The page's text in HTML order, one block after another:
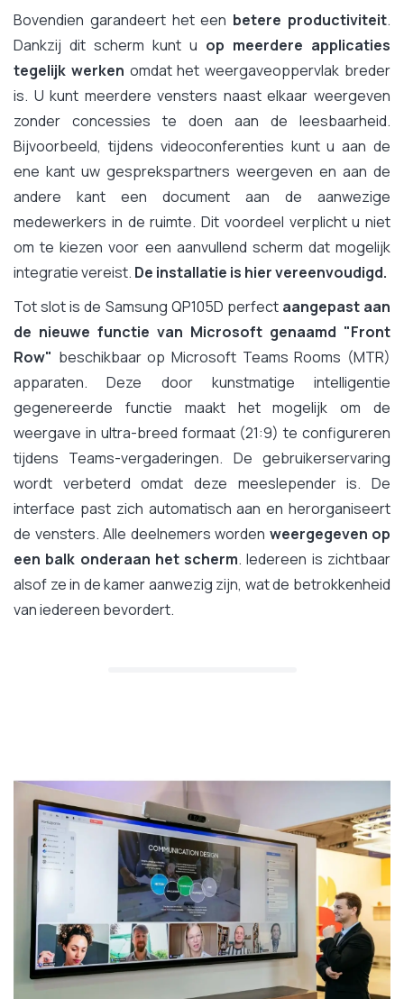
Bovendien garandeert het een betere productiviteit.
Dankzij dit scherm kunt u op meerdere applicaties
tegelijk werken omdat het weergaveoppervlak breder
is. U kunt meerdere vensters naast elkaar weergeven
zonder concessies te doen aan de leesbaarheid.
Bijvoorbeeld, tijdens videoconferenties kunt u aan de
ene kant uw gesprekspartners weergeven en aan de
andere kant een document aan de aanwezige
medewerkers in de ruimte. Dit voordeel verplicht u niet
om te kiezen voor een aanvullend scherm dat mogelijk
integratie vereist. De installatie is hier vereenvoudigd.
Tot slot is de Samsung QP105D perfect aangepast aan
de nieuwe functie van Microsoft genaamd "Front
Row" beschikbaar op Microsoft Teams Rooms (MTR)
apparaten. Deze door kunstmatige intelligentie
gegenereerde functie maakt het mogelijk om de
weergave in ultra-breed formaat (21:9) te configureren
tijdens Teams-vergaderingen. De gebruikerservaring
wordt verbeterd omdat deze meeslepender is. De
interface past zich automatisch aan en herorganiseert
de vensters. Alle deelnemers worden weergegeven op
een balk onderaan het scherm. Iedereen is zichtbaar
alsof ze in de kamer aanwezig zijn, wat de betrokkenheid
van iedereen bevordert.